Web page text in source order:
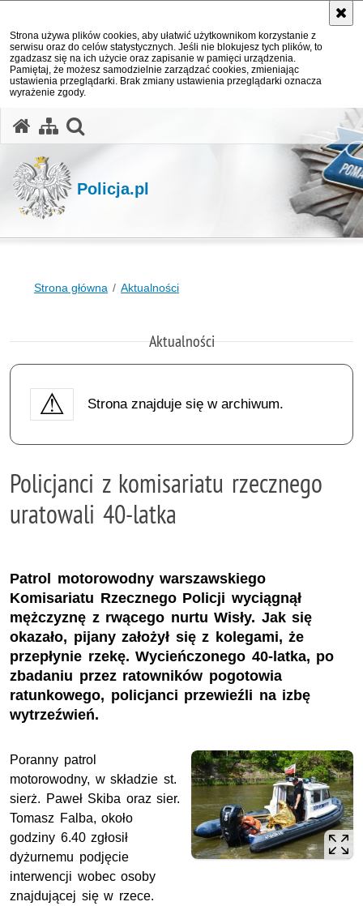
Strona używa plików cookies, aby ułatwić użytkownikom korzystanie z
serwisu oraz do celów statystycznych. Jeśli nie blokujesz tych plików, to
zgadzasz się na ich użycie oraz zapisanie w pamięci urządzenia.
Pamiętaj, że możesz samodzielnie zarządzać cookies, zmieniając
ustawienia przeglądarki. Brak zmiany ustawienia przeglądarki oznacza
wyrażenie zgody.
Policja.pl
Strona główna Aktualności
Aktualności
Strona znajduje się w archiwum.
Policjanci z komisariatu rzecznego
uratowali 40-latka
Patrol motorowodny warszawskiego
Komisariatu Rzecznego Policji wyciągnął
mężczyznę z rwącego nurtu Wisły. Jak się
okazało, pijany założył się z kolegami, że
przepłynie rzekę. Wycieńczonego 40-latka, po
zbadaniu przez ratowników pogotowia
ratunkowego, policjanci przewieźli na izbę
wytrzeźwień.
Poranny patrol
motorowodny, w składzie st.
sierż. Paweł Skiba oraz sier.
Tomasz Falba, około
godziny 6.40 zgłosił
dyżurnemu podjęcie
interwencji wobec osoby
znajdującej się w rzece.